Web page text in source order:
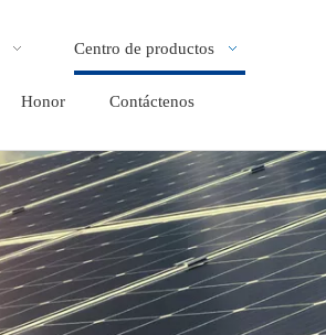
Centro de productos
Honor Contáctenos